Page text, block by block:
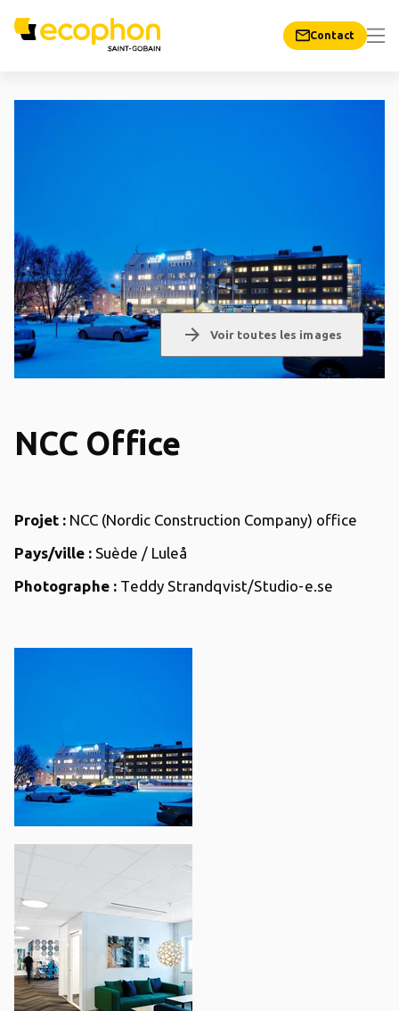
Contact
arrow_forward Voir toutes les images
NCC Office
Projet : NCC (Nordic Construction Company) office
Pays/ville : Suède / Luleå
Photographe : Teddy Strandqvist/Studio-e.se